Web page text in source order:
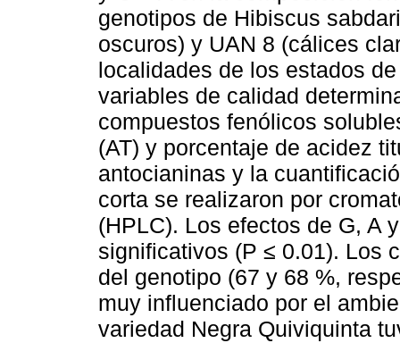
genotipos de Hibiscus
oscuros) y UAN 8 (cálices
localidades de los estados
variables de calidad
compuestos fenólicos
(AT) y porcentaje de acidez
antocianinas y la
corta se realizaron por
(HPLC). Los efectos de G, A
significativos (P ≤ 0.01). Los
del genotipo (67 y 68 %,
muy influenciado por el
variedad Negra Quiviquinta